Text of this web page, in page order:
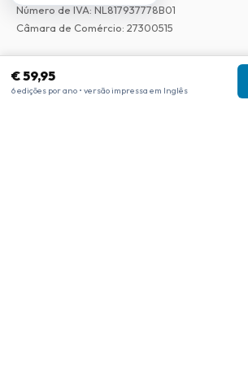
€ 59,95
6 edições por ano • versão impressa em Inglês
Número de IVA: NL817937778B01
Câmara de Comércio: 27300515
Nossa Rede
www.tijdschriftenzo.nl